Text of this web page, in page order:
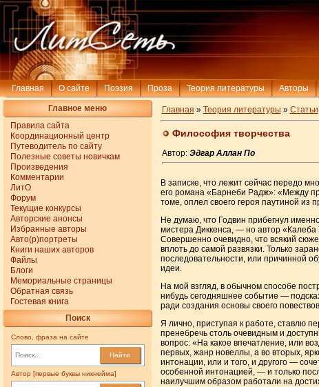
Главная О сайте Поэзия Проза Теория литературы Авторы
Главное меню
Правила сайта
Координационный центр
Путеводитель по сайту
Полезные советы новичкам
Произведения
Комментарии
ЛитО
Форум
Текущие конкурсы
Авторские анонсы
Избранные авторы
Авто(р)портреты
Книги наших авторов
Файлы
Блоги
Мемориальные страницы
Обратная связь
Гостевая книга
Поиск
Слово, фраза на сайте
Найти
Автор [первые буквы никнейма]
Главная » Теория литературы » Статьи
Философия творчества
Автор: Эдгар Аллан По
В записке, что лежит сейчас передо
его романа «Барнеби Радж»: «Между
томе, оплел своего героя паутиной из
Не думаю, что Годвин прибегнул
мистера Диккенса, — но автор
Совершенно очевидно, что всякий
вплоть до самой развязки. Только
последовательности, или причинной
идеи.
На мой взгляд, в обычном способе
нибудь сегодняшнее событие —
ради создания основы своего
Я лично, приступая к работе, ставлю
пренебречь столь очевидным и
вопрос: «На какое впечатление, или
первых, жанр новеллы, а во вторых,
интонации, или и того, и другого —
особенной интонацией, — и только
наилучшим образом работали на